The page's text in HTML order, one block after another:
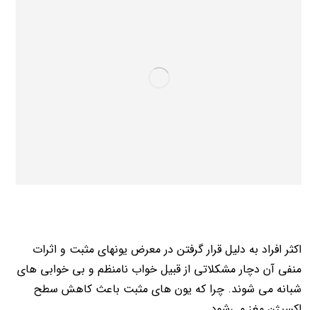
اکثر افراد به دلیل قرار گرفتن در معرض یونهای مثبت و اثرات
منفی آن دچار مشکلاتی از قبیل خواب نامنظم و بی خوابی های
شبانه می شوند. چرا که یون های مثبت باعث کاهش سطح